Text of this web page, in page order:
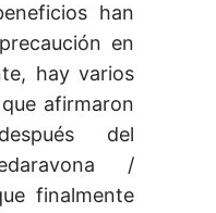
han
en
hay varios
afirmaron
del
/
finalmente